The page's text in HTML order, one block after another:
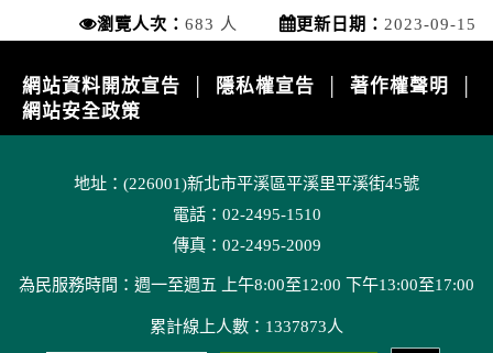
瀏覽人次： 683 人 更新日期： 2023-09-15
網站資料開放宣告 隱私權宣告 著作權聲明
網站安全政策
地址：(226001)新北市平溪區平溪里平溪街45號
電話：02-2495-1510
傳真：02-2495-2009
為民服務時間：週一至週五 上午8:00至12:00 下午13:00至17:00
累計線上人數：1337873人